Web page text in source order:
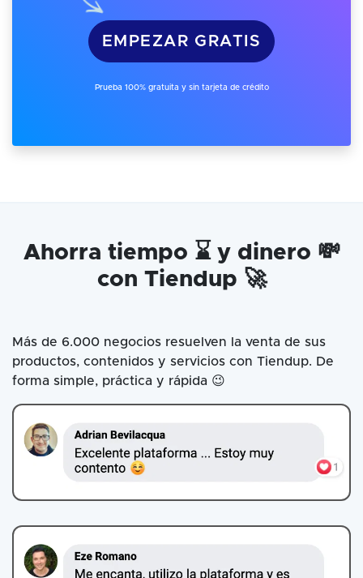
EMPEZAR GRATIS
Prueba 100% gratuita y sin tarjeta de crédito
Ahorra tiempo ⌛ y dinero 💸
con Tiendup 🚀
Más de 6.000 negocios resuelven la venta de sus
productos, contenidos y servicios con Tiendup. De
forma simple, práctica y rápida 😉